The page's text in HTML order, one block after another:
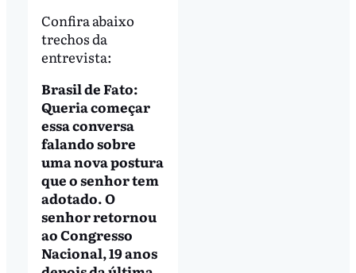
Confira abaixo
trechos da
entrevista:
Brasil de Fato:
Queria começar
essa conversa
falando sobre
uma nova postura
que o senhor tem
adotado. O
senhor retornou
ao Congresso
Nacional, 19 anos